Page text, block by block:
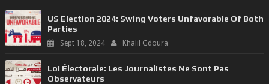
US Election 2024: Swing Voters Unfavorable Of Both
Parties
Sept 18, 2024 Khalil Gdoura
Loi Électorale: Les Journalistes Ne Sont Pas
Observateurs